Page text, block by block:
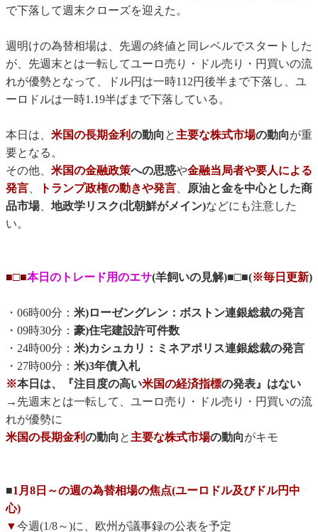
で下落して週末クローズを迎えた。
週明けの為替相場は、先週の終値と同レベルでスタートした
が、先週末とは一転してユーロ売り・ドル売り・円買いの流
れが優勢となって、ドル円は一時112円後半まで下落し、ユ
ーロドルは一時1.19半ばまで下落している。
本日は、 米国の長期金利の動向 と主要な株式市場の動向が重
要となる。
その他、 米国の金融政策への思惑や金融当局者や要人による
発言、 トランプ政権の動きや発言、 原油と金を中心とした商
品市場、 地政学リスク(北朝鮮がメイン)などにも注意した
い。
■□■本日のトレード用のエサ(羊飼いの見解)■□■(※毎日更新)
・06時00分： 米)ローゼングレン：ボストン連銀総裁の発言
・09時30分： 豪)住宅建設許可件数
・24時00分： 米)カシュカリ：ミネアポリス連銀総裁の発言
・27時00分： 米)3年債入札
※本日は、『注目度の高い米国の経済指標の発表』はない
→先週末とは一転して、ユーロ売り・ドル売り・円買いの流
れが優勢に
米国の長期金利の動向 と主要な株式市場の動向がキモ
■1月8日～の週の為替相場の焦点(ユーロドル及びドル円中
心)
▼今週(1/8～)に、欧州が議事録の公表を予定